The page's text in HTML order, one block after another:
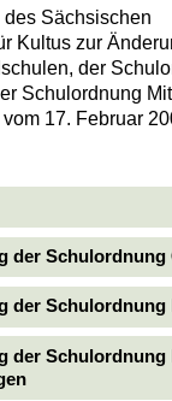
Sächsischen
Kultus zur
der
Schulordnung
17. Februar
der Schulordnung
der Schulordnung
der Schulordnung